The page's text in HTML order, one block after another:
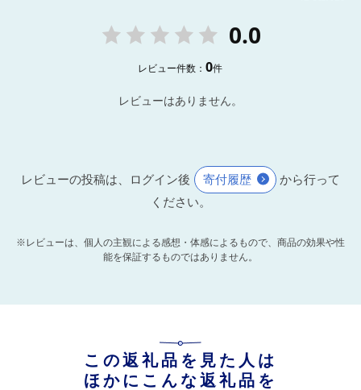
0.0
レビュー件数：0件
レビューはありません。
レビューの投稿は、ログイン後 寄付履歴
から行って
ください。
※レビューは、個人の主観による感想・体感によるもので、商品の効果や性
能を保証するものではありません。
この返礼品を見た人は
ほかにこんな返礼品を